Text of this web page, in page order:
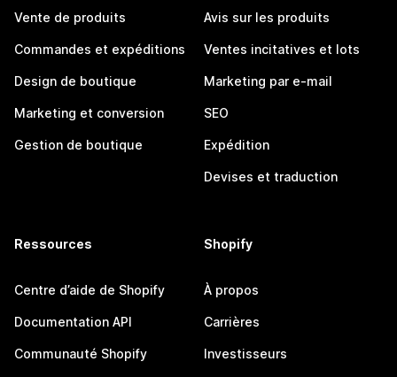
Vente de produits
Commandes et expéditions
Design de boutique
Marketing et conversion
Gestion de boutique
Avis sur les produits
Ventes incitatives et lots
Marketing par e-mail
SEO
Expédition
Devises et traduction
Ressources
Centre d’aide de Shopify
Documentation API
Communauté Shopify
Shopify
À propos
Carrières
Investisseurs